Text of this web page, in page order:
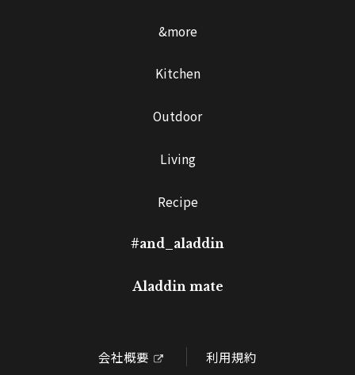
&more
Kitchen
Outdoor
Living
Recipe
#and_aladdin
Aladdin mate
会社概要 利用規約